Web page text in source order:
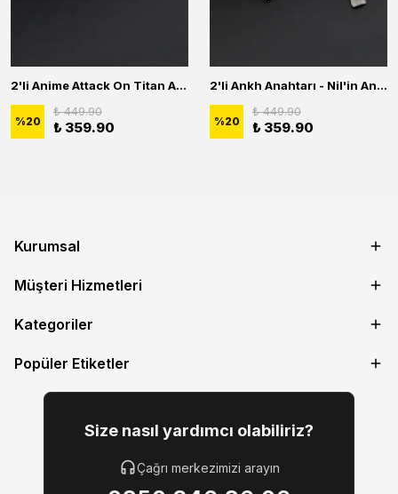
2'li Anime Attack On Titan Acrylic Maria Anime Naruto Erkek Kadın Kolye Seti
%20
₺ 449.90
₺ 359.90
2'li Ankh Anahtarı - Nil'in Anahtarı - Kuru Kafa Erkek Kadın Kolye Seti
%20
₺ 449.90
₺ 359.90
Kurumsal
Müşteri Hizmetleri
Kategoriler
Popüler Etiketler
Size nasıl yardımcı olabiliriz?
Çağrı merkezimizi arayın